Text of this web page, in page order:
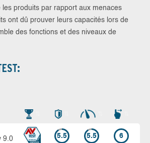
les produits par rapport aux menaces
ont dû prouver leurs capacités lors de
des fonctions et des niveaux de
9.0
5.5 5.5 6